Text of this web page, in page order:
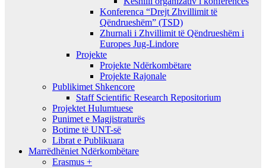
Konferenca “Drejt Zhvillimit të
Qëndrueshëm” (TSD)
Zhurnali i Zhvillimit të Qëndrueshëm i
Europes Jug-Lindore
Projekte
Projekte Ndërkombëtare
Projekte Rajonale
Publikimet Shkencore
Staff Scientific Research Repositorium
Projektet Hulumtuese
Punimet e Magjistraturës
Botime të UNT-së
Librat e Publikuara
Marrëdhëniet Ndërkombëtare
Erasmus +